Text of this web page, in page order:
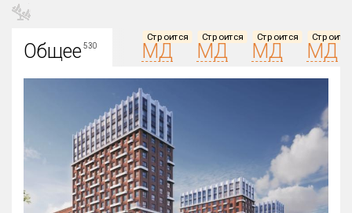
Населённый пункт
Все
млн ₽
от до
Общее530
Строится
МД
Строится
МД
Строится
МД МД